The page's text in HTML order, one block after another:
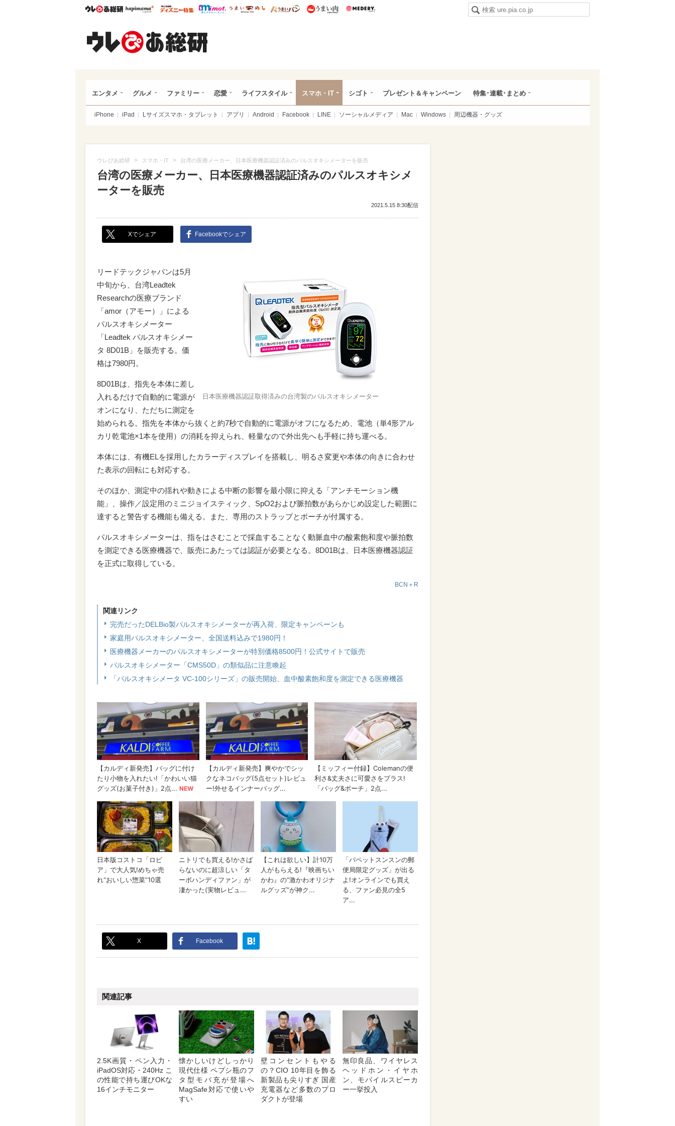
ウレぴあ総研ハピママ* ウレぴあ総研 ディズニー特集
mimot. うまいめし うまいパン うまい肉
エンタメ グルメ ファミリー 恋愛 ライフスタイル スマホ・IT シゴト プレゼント＆キャンペーン 特集･連載･まとめ
iPhone iPad Lサイズスマホ・タブレット アプリ Android Facebook LINE ソーシャルメディア Mac Windows 周辺機器・グッズ
ウレぴあ総研 > スマホ・IT > 台湾の医療メーカー、日本医療機器認証済みのパルスオキシメーターを販売
台湾の医療メーカー、日本医療機器認証済みのパルスオキシメ
ーターを販売
2021.5.15 8:30配信
Xでシェア Facebookでシェア
日本医療機器認証取得済みの台湾製のパルスオキシメーター
リードテックジャパンは5月
中旬から、台湾Leadtek
Researchの医療ブランド
「amor（アモー）」による
パルスオキシメーター
「Leadtek パルスオキシメー
タ 8D01B」を販売する。価
格は7980円。
8D01Bは、指先を本体に差し
入れるだけで自動的に電源が
オンになり、ただちに測定を
始められる。指先を本体から抜くと約7秒で自動的に電源がオフになるため、電池（単4形アル
カリ乾電池×1本を使用）の消耗を抑えられ、軽量なので外出先へも手軽に持ち運べる。
本体には、有機ELを採用したカラーディスプレイを搭載し、明るさ変更や本体の向きに合わせ
た表示の回転にも対応する。
そのほか、測定中の揺れや動きによる中断の影響を最小限に抑える「アンチモーション機
能」、操作／設定用のミニジョイスティック、SpO2および脈拍数があらかじめ設定した範囲に
達すると警告する機能も備える。また、専用のストラップとポーチが付属する。
パルスオキシメーターは、指をはさむことで採血することなく動脈血中の酸素飽和度や脈拍数
を測定できる医療機器で、販売にあたっては認証が必要となる。8D01Bは、日本医療機器認証
を正式に取得している。
BCN＋R
関連リンク
完売だったDELBio製パルスオキシメーターが再入荷、限定キャンペーンも
家庭用パルスオキシメーター、全国送料込みで1980円！
医療機器メーカーのパルスオキシメーターが特別価格8500円！公式サイトで販売
パルスオキシメーター「CMS50D」の類似品に注意喚起
「パルスオキシメータ VC-100シリーズ」の販売開始、血中酸素飽和度を測定できる医療機器
X Facebook
関連記事
2.5K画質・ペン入力・
iPadOS対応・240Hz こ
の性能で持ち運びOKな
16インチモニター
懐かしいけどしっかり
現代仕様 ペプシ瓶のフ
タ型モバ充が登場へ
MagSafe対応で使いや
すい
壁コンセントもやる
の？CIO 10年目を飾る
新製品も尖りすぎ 国産
充電器など多数のプロ
ダクトが登場
無印良品、ワイヤレス
ヘッドホン・イヤホ
ン、モバイルスピーカ
ー一挙投入